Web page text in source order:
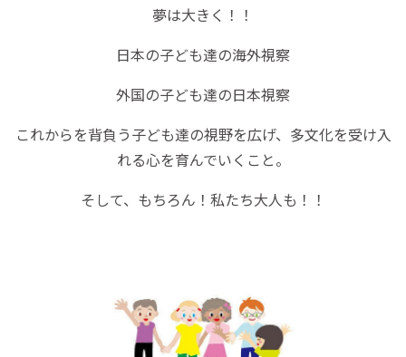
夢は大きく！！
日本の子ども達の海外視察
外国の子ども達の日本視察
これからを背負う子ども達の視野を広げ、多文化を受け入
れる心を育んでいくこと。
そして、もちろん！私たち大人も！！